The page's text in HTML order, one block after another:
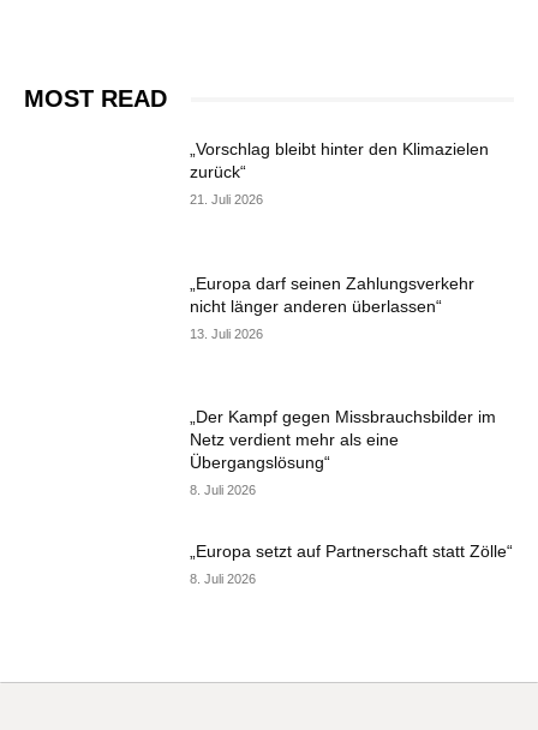
MOST READ
„Vorschlag bleibt hinter den Klimazielen
zurück“
21. Juli 2026
„Europa darf seinen Zahlungsverkehr
nicht länger anderen überlassen“
13. Juli 2026
„Der Kampf gegen Missbrauchsbilder im
Netz verdient mehr als eine
Übergangslösung“
8. Juli 2026
„Europa setzt auf Partnerschaft statt Zölle“
8. Juli 2026